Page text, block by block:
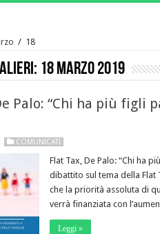
/ 18
18 Marzo 2019
Palo: “Chi ha più figli
COMUNICATI
Flat Tax, De Palo: “Chi ha
dibattito sul tema della Flat
che la priorità assoluta di
verrà finanziata con
Leggi »